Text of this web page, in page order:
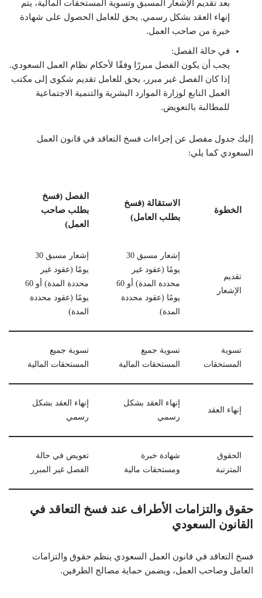
بعد تقديم الإشعار المسبق وتسوية المستحقات المالية، يتم
إنهاء العقد بشكل رسمي. يحق للعامل الحصول على شهادة
خبرة من صاحب العمل.
في حالة الفصل:
يجب أن يكون الفصل مبررًا وفقًا لأحكام نظام العمل السعودي.
إذا كان الفصل غير مبرر، يحق للعامل تقديم شكوى إلى مكتب
العمل التابع لوزارة الموارد البشرية والتنمية الاجتماعية
للمطالبة بالتعويض.
إليك جدول مفصل عن إجراءات فسخ التعاقد في قانون العمل
السعودي كما يلي:
الخطوة
الاستقالة (فسخ
بطلب العامل)
الفصل (فسخ
بطلب صاحب
العمل)
تقديم
الإشعار
إشعار مسبق 30
يومًا (عقود غير
محددة المدة) أو 60
يومًا (عقود محددة
المدة)
إشعار مسبق 30
يومًا (عقود غير
محددة المدة) أو 60
يومًا (عقود محددة
المدة)
تسوية
المستحقات
تسوية جميع
المستحقات المالية
تسوية جميع
المستحقات المالية
إنهاء العقد
إنهاء العقد بشكل
رسمي
إنهاء العقد بشكل
رسمي
الحقوق
المترتبة
شهادة خبرة
ومستحقات مالية
تعويض في حالة
الفصل غير المبرر
حقوق والتزامات الأطراف عند فسخ التعاقد في
القانون السعودي
فسخ التعاقد في قانون العمل السعودي ينظم حقوق والتزامات
العامل وصاحب العمل، ويضمن حماية مصالح الطرفين.